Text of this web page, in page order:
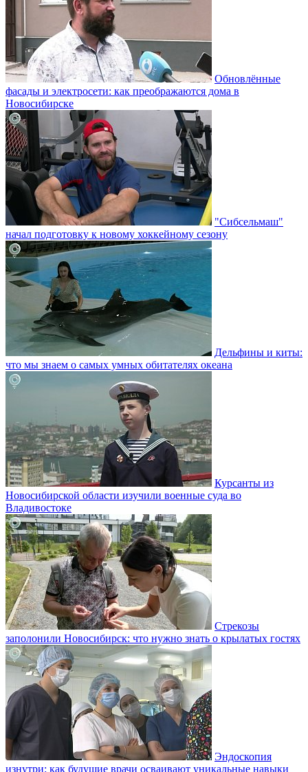
Обновлённые
фасады и электросети: как преображаются дома в
Новосибирске
"Сибсельмаш"
начал подготовку к новому хоккейному сезону
Дельфины и киты:
что мы знаем о самых умных обитателях океана
Курсанты из
Новосибирской области изучили военные суда во
Владивостоке
Стрекозы
заполонили Новосибирск: что нужно знать о крылатых гостях
Эндоскопия
изнутри: как будущие врачи осваивают уникальные навыки